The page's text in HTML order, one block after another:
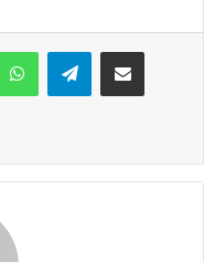
Telegram